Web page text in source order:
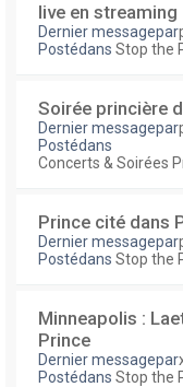
live en streaming
Dernier messagepar
Postédans Stop the
Soirée princière
Dernier messagepar
Postédans
Concerts & Soirées
Prince cité dans
Dernier messagepar
Postédans Stop the
Minneapolis :
Prince
Dernier messagepar
Postédans Stop the